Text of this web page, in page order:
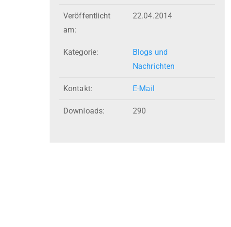
Veröffentlicht
am:
22.04.2014
Kategorie:
Blogs und
Nachrichten
Kontakt: E-Mail
Downloads: 290